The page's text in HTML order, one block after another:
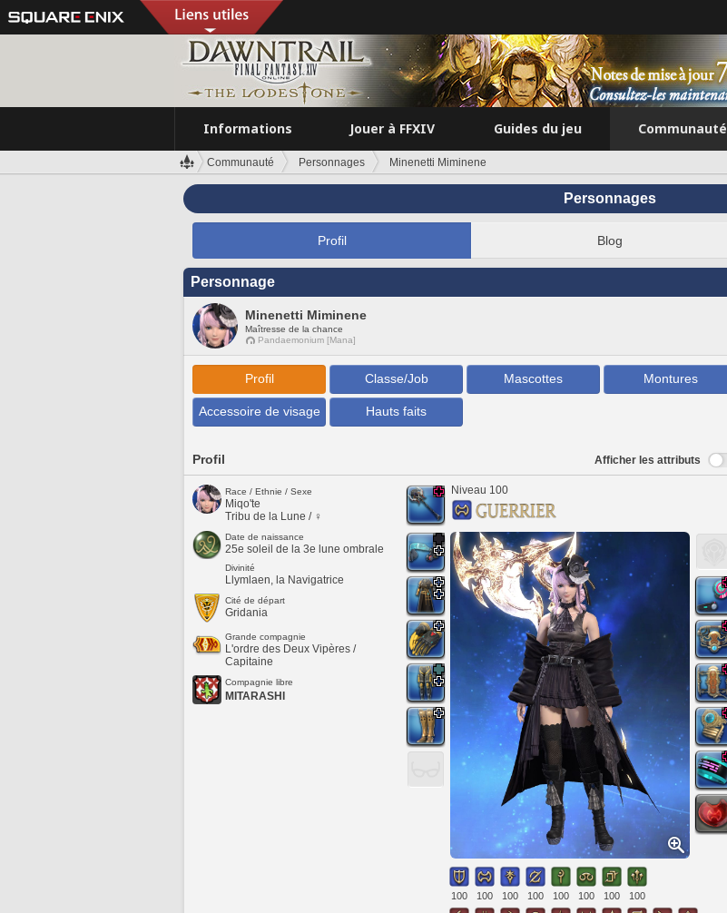
Informations Jouer à FFXIV Guides du jeu Communauté
Communauté Personnages Minenetti Miminene
Personnages
Profil Blog
Personnage
Minenetti Miminene
Maîtresse de la chance
Pandaemonium [Mana]
Profil Classe/Job Mascottes Montures
Accessoire de visage Hauts faits
Profil Afficher les attributs
Race / Ethnie / Sexe
Miqo'te
Tribu de la Lune / ♀
Date de naissance
25e soleil de la 3e lune ombrale
Divinité
Llymlaen, la Navigatrice
Cité de départ
Gridania
Grande compagnie
L'ordre des Deux Vipères /
Capitaine
Compagnie libre
MITARASHI
Niveau 100
100 100 100 100 100 100 100 100